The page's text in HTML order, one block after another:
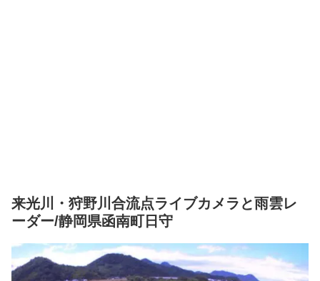
来光川・狩野川合流点ライブカメラと雨雲レ
ーダー/静岡県函南町日守